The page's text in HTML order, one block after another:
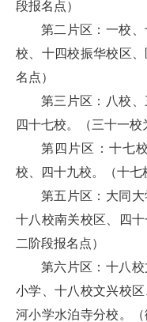
段报名点）
第二片区：一校
校、十四校振华校区
名点）
第三片区：八校、
四十七校。（三十一校
第四片区：十七
校、四十九校。（十七
第五片区：大同大
十八校南关校区、四
二阶段报名点）
第六片区：十八
小学、十八校文兴校
河小学水泊寺分校。